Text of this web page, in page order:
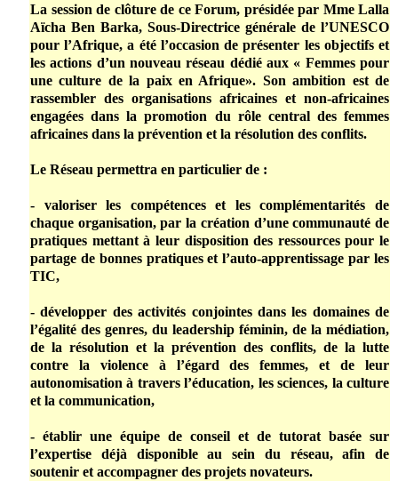
La session de clôture de ce Forum, présidée par Mme Lalla
Aïcha Ben Barka, Sous-Directrice générale de l’UNESCO
pour l’Afrique, a été l’occasion de présenter les objectifs et
les actions d’un nouveau réseau dédié aux « Femmes pour
une culture de la paix en Afrique». Son ambition est de
rassembler des organisations africaines et non-africaines
engagées dans la promotion du rôle central des femmes
africaines dans la prévention et la résolution des conflits.
Le Réseau permettra en particulier de :
- valoriser les compétences et les complémentarités de
chaque organisation, par la création d’une communauté de
pratiques mettant à leur disposition des ressources pour le
partage de bonnes pratiques et l’auto-apprentissage par les
TIC,
- développer des activités conjointes dans les domaines de
l’égalité des genres, du leadership féminin, de la médiation,
de la résolution et la prévention des conflits, de la lutte
contre la violence à l’égard des femmes, et de leur
autonomisation à travers l’éducation, les sciences, la culture
et la communication,
- établir une équipe de conseil et de tutorat basée sur
l’expertise déjà disponible au sein du réseau, afin de
soutenir et accompagner des projets novateurs.